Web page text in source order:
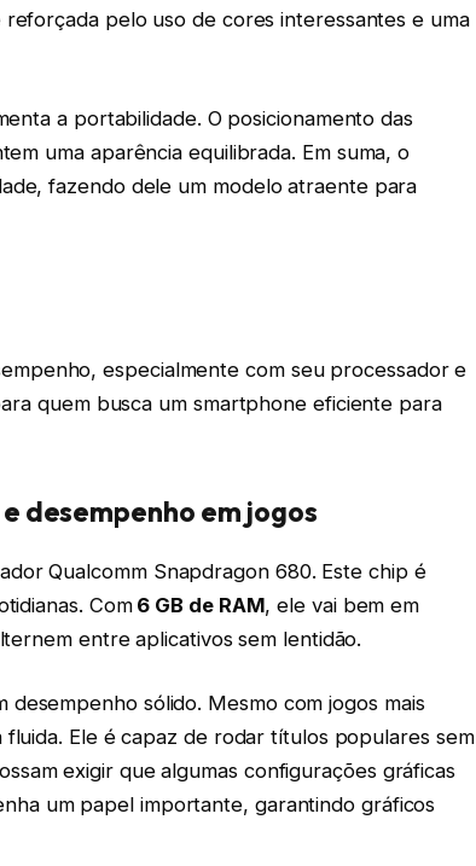
pelo uso de cores interessantes e uma
a portabilidade. O posicionamento das
uma aparência equilibrada. Em suma, o
fazendo dele um modelo atraente para
especialmente com seu processador e
quem busca um smartphone eficiente para
desempenho em jogos
Qualcomm Snapdragon 680. Este chip é
Com6 GB de RAM, ele vai bem em
entre aplicativos sem lentidão.
sólido. Mesmo com jogos mais
Ele é capaz de rodar títulos populares sem
exigir que algumas configurações gráficas
um papel importante, garantindo gráficos